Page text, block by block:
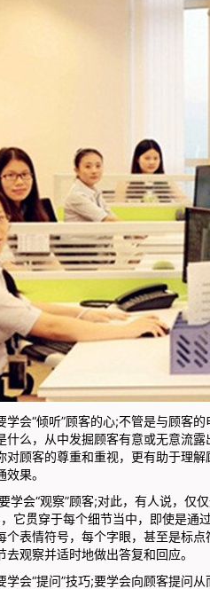
“倾听”顾客的心;不管是与顾客的
什么，从中发掘顾客有意或无意流
对顾客的尊重和重视，更有助于理
果。
会“观察”顾客;对此，有人说，仅
它贯穿于每个细节当中，即使是通
个表情符号，每个字眼，甚至是标
去观察并适时地做出答复和回应。
“提问”技巧;要学会向顾客提问从